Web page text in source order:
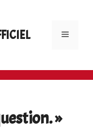
Menu
»